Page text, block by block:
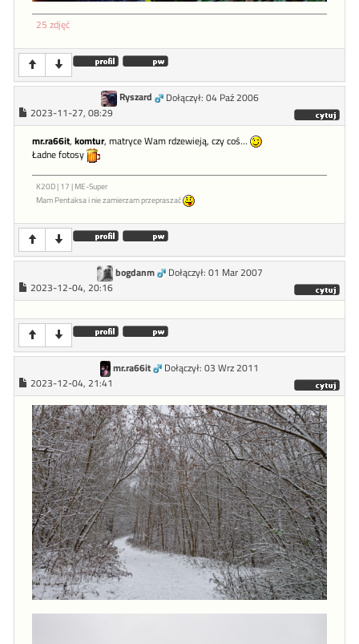
25 zdjęć
Ryszard
Dołączył: 04 Paź 2006
2023-11-27, 08:29
mr.ra66it, komtur, matryce Wam rdzewieją, czy coś...
Ładne fotosy
K20D | 17 | ME-Super
Mam Pentaksa i nie zamierzam przepraszać
bogdanm
Dołączył: 01 Mar 2007
2023-12-04, 20:16
mr.ra66it
Dołączył: 03 Wrz 2011
2023-12-04, 21:41